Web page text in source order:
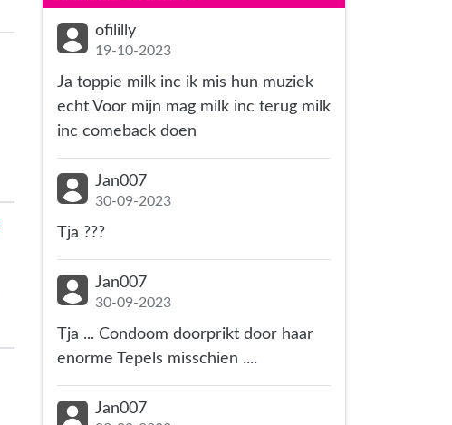
ofililly
19-10-2023
Ja toppie milk inc ik mis hun muziek
echt Voor mijn mag milk inc terug milk
inc comeback doen
Jan007
30-09-2023
Tja ???
Jan007
30-09-2023
Tja ... Condoom doorprikt door haar
enorme Tepels misschien ....
Jan007